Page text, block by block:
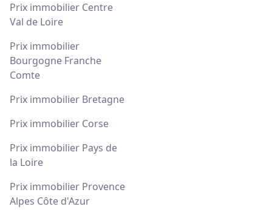
Prix immobilier Centre
Val de Loire
Prix immobilier
Bourgogne Franche
Comte
Prix immobilier Bretagne
Prix immobilier Corse
Prix immobilier Pays de
la Loire
Prix immobilier Provence
Alpes Côte d'Azur